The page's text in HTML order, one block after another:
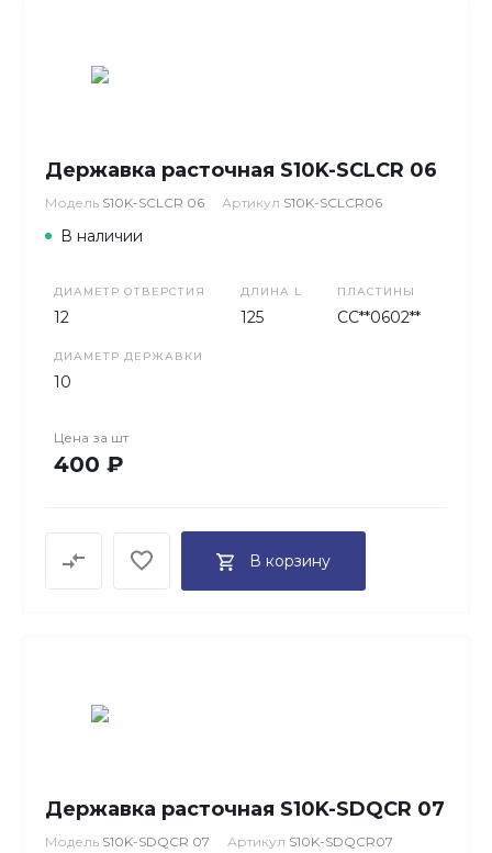
Державка расточная S10K-SCLCR 06
Модель S10K-SCLCR 06 Артикул S10K-SCLCR06
В наличии
ДИАМЕТР ОТВЕРСТИЯ
12
ДЛИНА L
125
ПЛАСТИНЫ
CC**0602**
ДИАМЕТР ДЕРЖАВКИ
10
Цена за шт
400 ₽
В корзину
Державка расточная S10K-SDQCR 07
Модель S10K-SDQCR 07 Артикул S10K-SDQCR07